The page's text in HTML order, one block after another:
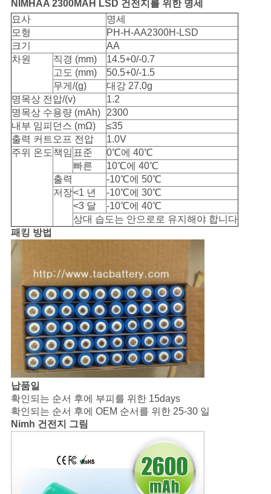
NIMHAA 2300MAH LSD 건전지를 위한 명세
묘사
명세
모형
PH-H-AA2300H-LSD
크기
AA
차원
직경 (mm)
14.5+0/-0.7
고도 (mm)
50.5+0/-1.5
무게/(g)
대강 27.0g
명목상 전압/(v)
1.2
명목상 수용량 (mAh)
2300
내부 임피던스 (mΩ)
≤35
출력 커트오프 전압
1.0V
주위 온도 책임 표준
0℃에 40℃
빠른
10℃에 40℃
출력
-10℃에 50℃
저장<1 년
-10℃에 30℃
<3 달
-10℃에 40℃
상대 습도는 안으로로 유지해야 합니다
패킹 방법
납품일
확인되는 순서 후에 부피를 위한 15days
확인되는 순서 후에 OEM 순서를 위한 25-30 일
Nimh 건전지 그림